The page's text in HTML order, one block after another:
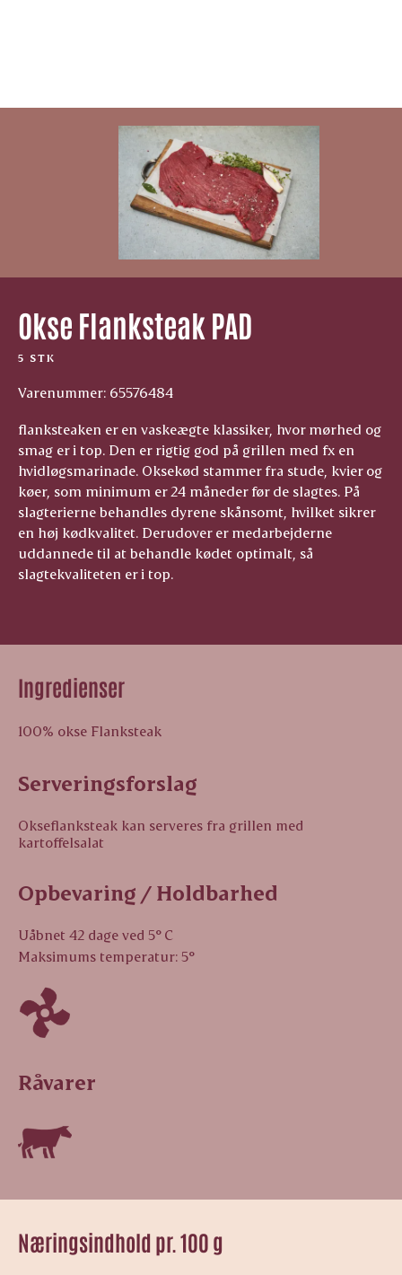
Okse Flanksteak PAD
5 STK
Varenummer: 65576484
flanksteaken er en vaskeægte klassiker, hvor mørhed og
smag er i top. Den er rigtig god på grillen med fx en
hvidløgsmarinade. Oksekød stammer fra stude, kvier og
køer, som minimum er 24 måneder før de slagtes. På
slagterierne behandles dyrene skånsomt, hvilket sikrer
en høj kødkvalitet. Derudover er medarbejderne
uddannede til at behandle kødet optimalt, så
slagtekvaliteten er i top.
Næringsindhold pr. 100 g
Ingredienser
100% okse Flanksteak
Serveringsforslag
Okseflanksteak kan serveres fra grillen med
kartoffelsalat
Opbevaring / Holdbarhed
Uåbnet 42 dage ved 5° C
Maksimums temperatur: 5°
Råvarer